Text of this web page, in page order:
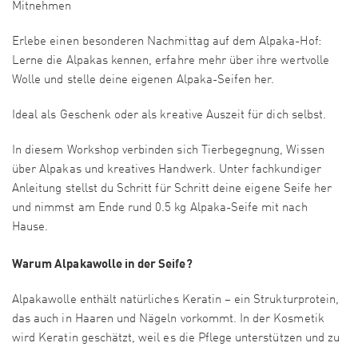
Mitnehmen
Erlebe einen besonderen Nachmittag auf dem Alpaka-Hof:
Lerne die Alpakas kennen, erfahre mehr über ihre wertvolle
Wolle und stelle deine eigenen Alpaka-Seifen her.
Ideal als Geschenk oder als kreative Auszeit für dich selbst.
In diesem Workshop verbinden sich Tierbegegnung, Wissen
über Alpakas und kreatives Handwerk. Unter fachkundiger
Anleitung stellst du Schritt für Schritt deine eigene Seife her
und nimmst am Ende rund 0.5 kg Alpaka-Seife mit nach
Hause.
Warum Alpakawolle in der Seife?
Alpakawolle enthält natürliches Keratin – ein Strukturprotein,
das auch in Haaren und Nägeln vorkommt. In der Kosmetik
wird Keratin geschätzt, weil es die Pflege unterstützen und zu